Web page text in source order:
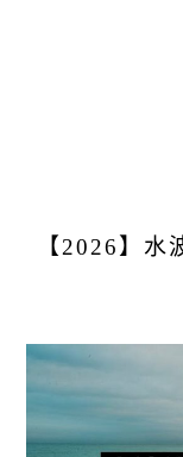
【2026】水